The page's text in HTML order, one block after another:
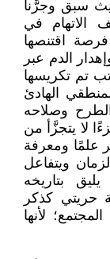
سبق وجرَّنا
الاتهام في
اقتنصها
الدم عبر
تم تكريسها
الهادئ
وصلاحه
لا يتجزَّأ من
علمًا ومعرفة
ويتفاعل
بتاريخه
حريتي كذكر
لأنها